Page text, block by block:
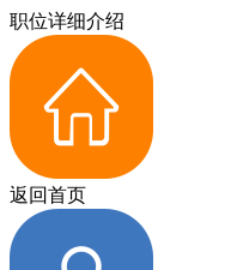
职位详细介绍
返回首页